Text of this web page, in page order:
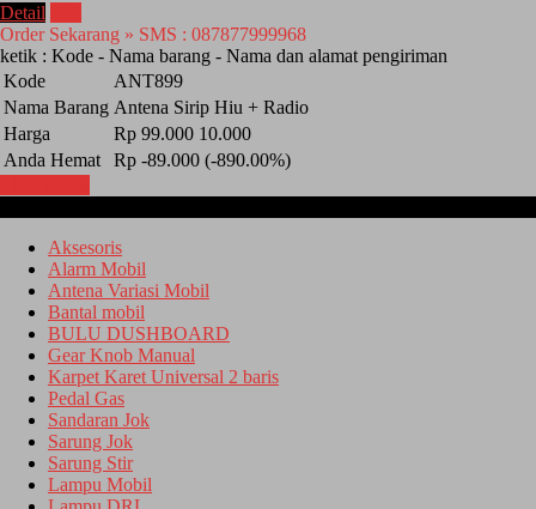
Detail
Order Sekarang » SMS : 087877999968
ketik : Kode - Nama barang - Nama dan alamat pengiriman
Kode
ANT899
Nama Barang Antena Sirip Hiu + Radio
Harga
Rp 99.000 10.000
Anda Hemat
Rp -89.000 (-890.00%)
Aksesoris
Alarm Mobil
Antena Variasi Mobil
Bantal mobil
BULU DUSHBOARD
Gear Knob Manual
Karpet Karet Universal 2 baris
Pedal Gas
Sandaran Jok
Sarung Jok
Sarung Stir
Lampu Mobil